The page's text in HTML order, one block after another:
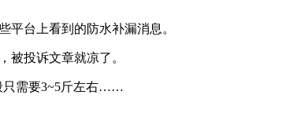
平台上看到的防水补漏消息。
被投诉文章就凉了。
只需要3~5斤左右……